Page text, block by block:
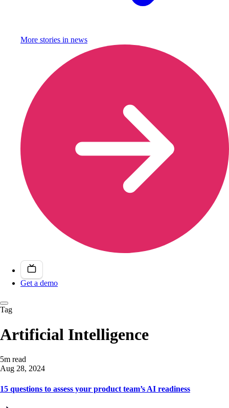
More stories in news
Get a demo
Tag
Artificial Intelligence
5m read
Aug 28, 2024
15 questions to assess your product team’s AI readiness